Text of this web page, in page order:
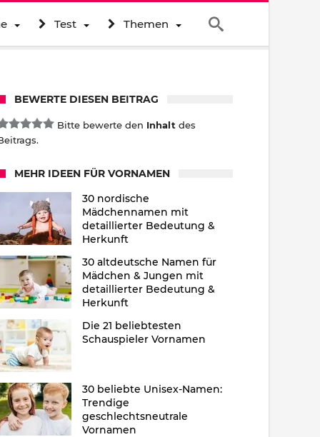
Test Themen
BEWERTE DIESEN BEITRAG
Bitte bewerte den Inhalt des
MEHR IDEEN FÜR VORNAMEN
30 nordische
Mädchennamen mit
detaillierter Bedeutung &
Herkunft
30 altdeutsche Namen für
Mädchen & Jungen mit
detaillierter Bedeutung &
Herkunft
Die 21 beliebtesten
Schauspieler Vornamen
30 beliebte Unisex-Namen:
Trendige
geschlechtsneutrale
Vornamen